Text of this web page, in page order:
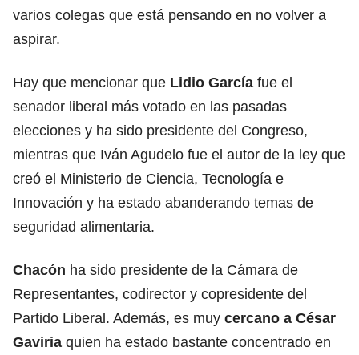
varios colegas que está pensando en no volver a
aspirar.
Hay que mencionar que Lidio García fue el
senador liberal más votado en las pasadas
elecciones y ha sido presidente del Congreso,
mientras que Iván Agudelo fue el autor de la ley que
creó el Ministerio de Ciencia, Tecnología e
Innovación y ha estado abanderando temas de
seguridad alimentaria.
Chacón ha sido presidente de la Cámara de
Representantes, codirector y copresidente del
Partido Liberal. Además, es muy cercano a César
Gaviria quien ha estado bastante concentrado en